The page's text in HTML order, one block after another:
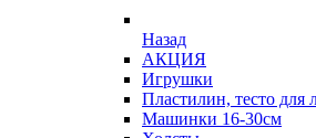
Назад
АКЦИЯ
Игрушки
Пластилин, тесто для
Машинки 16-30см